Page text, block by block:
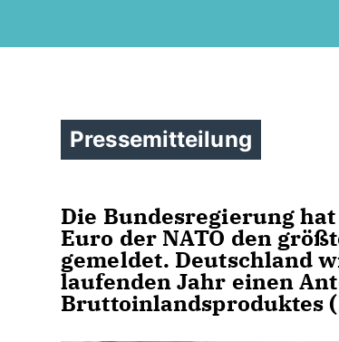
Pressemitteilung
Die Bundesregierung
Euro der NATO den
gemeldet. Deutschland
laufenden Jahr einen
Bruttoinlandsproduktes